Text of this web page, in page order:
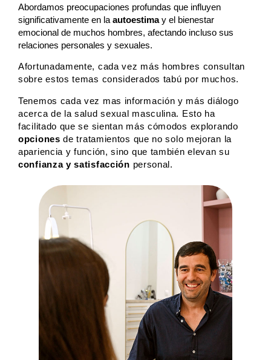
Abordamos preocupaciones profundas que influyen
significativamente en la autoestimay el bienestar
emocional de muchos hombres, afectando incluso sus
relaciones personales y sexuales.
Afortunadamente, cada vez más hombres consultan
sobre estos temas considerados tabú por muchos.
Tenemos cada vez mas información y más diálogo
acerca de la salud sexual masculina. Esto ha
facilitado que se sientan más cómodos explorando
opcionesde tratamientos que no solo mejoran la
apariencia y función, sino que también elevan su
confianza y satisfacción personal.